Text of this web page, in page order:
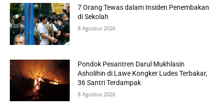
7 Orang Tewas dalam Insiden Penembakan
di Sekolah
8 Agustus 2026
Pondok Pesantren Darul Mukhlasin
Asholihin di Lawe Kongker Ludes Terbakar,
36 Santri Terdampak
8 Agustus 2026